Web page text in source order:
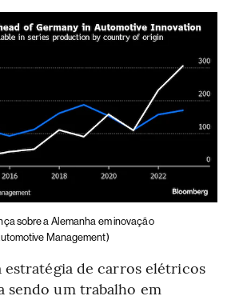
sobre a Alemanha em inovação
Management)
estratégia de carros elétricos
sendo um trabalho em